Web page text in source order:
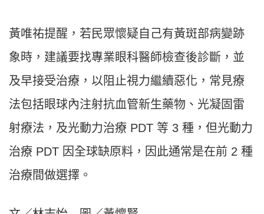
黃唯祐提醒，若民眾懷疑自己有黃斑部病變跡
象時，建議要找專業眼科醫師檢查後診斷，並
及早接受治療，以阻止視力繼續惡化，常見療
法包括眼球內注射抗血管新生藥物、光凝固雷
射療法，及光動力治療 PDT 等 3 種，但光動力
治療 PDT 因全球缺原料，因此通常是在前 2 種
治療間做選擇。